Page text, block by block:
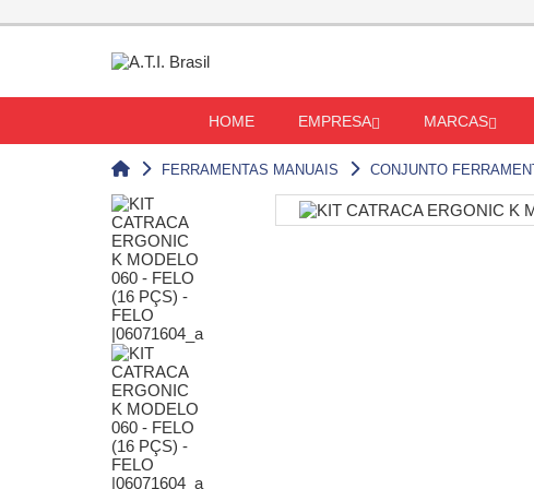
HOME EMPRESA MARCAS
FERRAMENTAS MANUAIS CONJUNTO